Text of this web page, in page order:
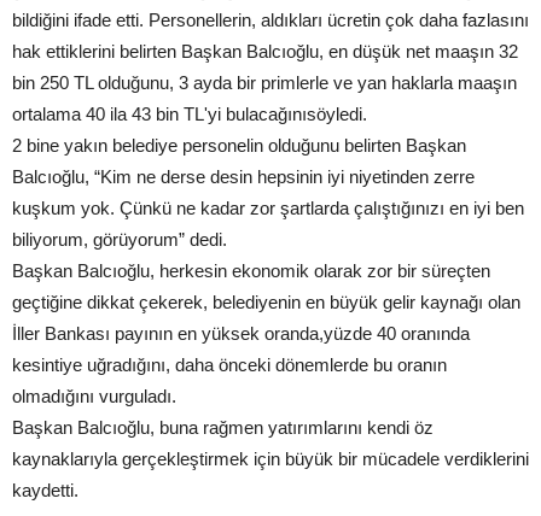
bildiğini ifade etti. Personellerin, aldıkları ücretin çok daha fazlasını
hak ettiklerini belirten Başkan Balcıoğlu, en düşük net maaşın 32
bin 250 TL olduğunu, 3 ayda bir primlerle ve yan haklarla maaşın
ortalama 40 ila 43 bin TL'yi bulacağınısöyledi.
2 bine yakın belediye personelin olduğunu belirten Başkan
Balcıoğlu, “Kim ne derse desin hepsinin iyi niyetinden zerre
kuşkum yok. Çünkü ne kadar zor şartlarda çalıştığınızı en iyi ben
biliyorum, görüyorum” dedi.
Başkan Balcıoğlu, herkesin ekonomik olarak zor bir süreçten
geçtiğine dikkat çekerek, belediyenin en büyük gelir kaynağı olan
İller Bankası payının en yüksek oranda,yüzde 40 oranında
kesintiye uğradığını, daha önceki dönemlerde bu oranın
olmadığını vurguladı.
Başkan Balcıoğlu, buna rağmen yatırımlarını kendi öz
kaynaklarıyla gerçekleştirmek için büyük bir mücadele verdiklerini
kaydetti.